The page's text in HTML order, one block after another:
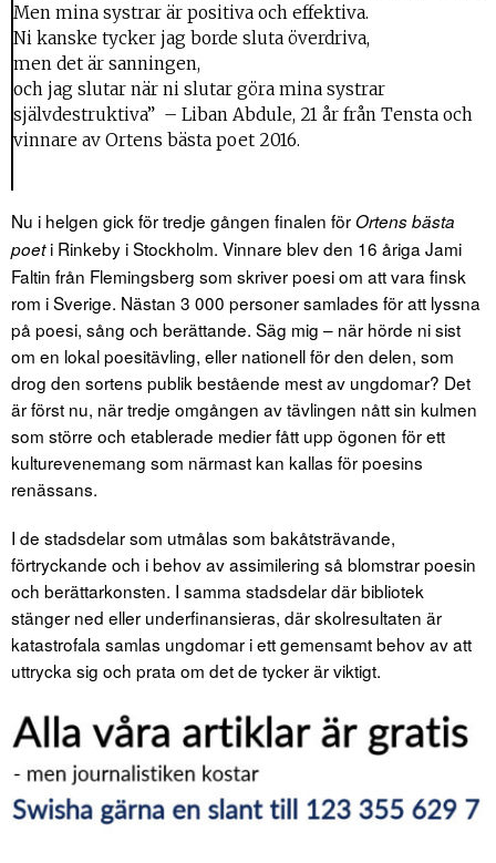
Men mina systrar är positiva och effektiva.
Ni kanske tycker jag borde sluta överdriva,
men det är sanningen,
och jag slutar när ni slutar göra mina systrar
självdestruktiva” – Liban Abdule, 21 år från Tensta och
vinnare av Ortens bästa poet 2016.
Nu i helgen gick för tredje gången finalen förOrtens bästa
poeti Rinkeby i Stockholm. Vinnare blev den 16 åriga Jami
Faltin från Flemingsberg som skriver poesi om att vara finsk
rom i Sverige. Nästan 3 000 personer samlades för att lyssna
på poesi, sång och berättande. Säg mig – när hörde ni sist
om en lokal poesitävling, eller nationell för den delen, som
drog den sortens publik bestående mest av ungdomar? Det
är först nu, när tredje omgången av tävlingen nått sin kulmen
som större och etablerade medier fått upp ögonen för ett
kulturevenemang som närmast kan kallas för poesins
renässans.
I de stadsdelar som utmålas som bakåtsträvande,
förtryckande och i behov av assimilering så blomstrar poesin
och berättarkonsten. I samma stadsdelar där bibliotek
stänger ned eller underfinansieras, där skolresultaten är
katastrofala samlas ungdomar i ett gemensamt behov av att
uttrycka sig och prata om det de tycker är viktigt.